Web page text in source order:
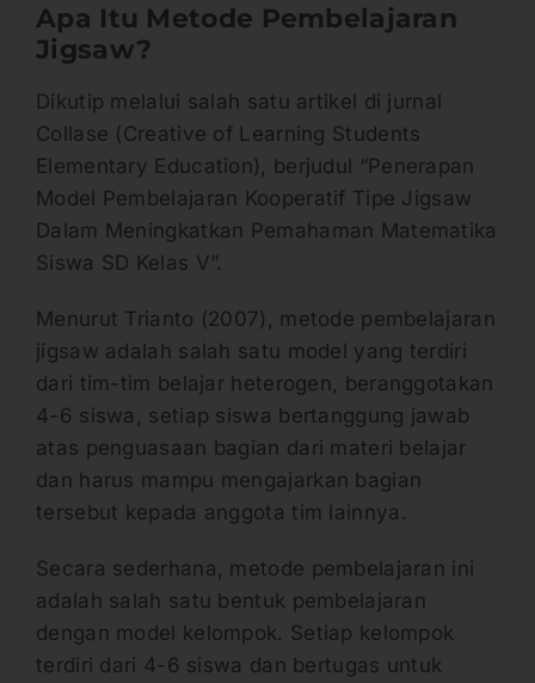
Apa Itu Metode Pembelajaran
Jigsaw?
Dikutip melalui salah satu artikel di jurnal
Collase (Creative of Learning Students
Elementary Education), berjudul “Penerapan
Model Pembelajaran Kooperatif Tipe Jigsaw
Dalam Meningkatkan Pemahaman Matematika
Siswa SD Kelas V”.
Menurut Trianto (2007), metode pembelajaran
jigsaw adalah salah satu model yang terdiri
dari tim-tim belajar heterogen, beranggotakan
4-6 siswa, setiap siswa bertanggung jawab
atas penguasaan bagian dari materi belajar
dan harus mampu mengajarkan bagian
tersebut kepada anggota tim lainnya.
Secara sederhana, metode pembelajaran ini
adalah salah satu bentuk pembelajaran
dengan model kelompok. Setiap kelompok
terdiri dari 4-6 siswa dan bertugas untuk